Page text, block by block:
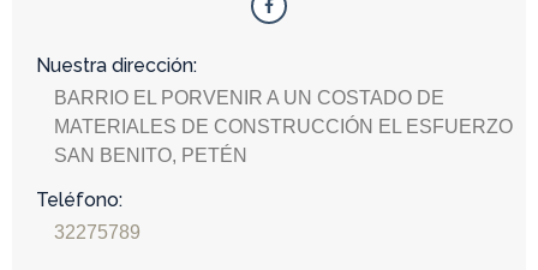
Nuestra dirección:
BARRIO EL PORVENIR A UN COSTADO DE
MATERIALES DE CONSTRUCCIÓN EL ESFUERZO
SAN BENITO, PETÉN
Teléfono:
32275789